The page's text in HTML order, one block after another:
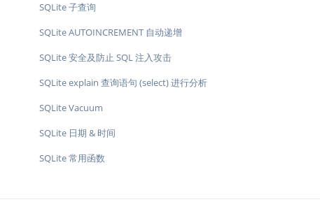
SQLite 子查询
SQLite AUTOINCREMENT 自动递增
SQLite 安全及防止 SQL 注入攻击
SQLite explain 查询语句 (select) 进行分析
SQLite Vacuum
SQLite 日期 & 时间
SQLite 常用函数